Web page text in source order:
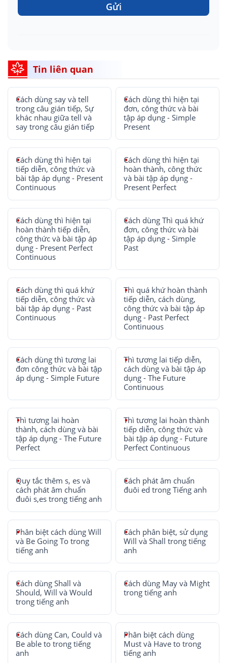
Gửi
Tin liên quan
Cách dùng say và tell
trong câu gián tiếp, Sự
khác nhau giữa tell và
say trong câu gián tiếp
Cách dùng thì hiện tại
đơn, công thức và bài
tập áp dụng - Simple
Present
Cách dùng thì hiện tại
tiếp diễn, công thức và
bài tập áp dụng - Present
Continuous
Cách dùng thì hiện tại
hoàn thành, công thức
và bài tập áp dụng -
Present Perfect
Cách dùng thì hiện tại
hoàn thành tiếp diễn,
công thức và bài tập áp
dụng - Present Perfect
Continuous
Cách dùng Thì quá khứ
đơn, công thức và bài
tập áp dụng - Simple
Past
Cách dùng thì quá khứ
tiếp diễn, công thức và
bài tập áp dụng - Past
Continuous
Thì quá khứ hoàn thành
tiếp diễn, cách dùng,
công thức và bài tập áp
dụng - Past Perfect
Continuous
Cách dùng thì tương lai
đơn công thức và bài tập
áp dụng - Simple Future
Thì tương lai tiếp diễn,
cách dùng và bài tập áp
dụng - The Future
Continuous
Thì tương lai hoàn
thành, cách dùng và bài
tập áp dụng - The Future
Perfect
Thì tương lai hoàn thành
tiếp diễn, công thức và
bài tập áp dụng - Future
Perfect Continuous
Quy tắc thêm s, es và
cách phát âm chuẩn
đuôi s,es trong tiếng anh
Cách phát âm chuẩn
đuôi ed trong Tiếng anh
Phân biệt cách dùng Will
và Be Going To trong
tiếng anh
Cách phân biệt, sử dụng
Will và Shall trong tiếng
anh
Cách dùng Shall và
Should, Will và Would
trong tiếng anh
Cách dùng May và Might
trong tiếng anh
Cách dùng Can, Could và
Be able to trong tiếng
anh
Phân biệt cách dùng
Must và Have to trong
tiếng anh